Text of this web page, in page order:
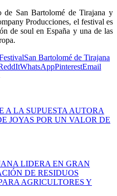
de San Bartolomé de Tirajana y
Producciones, el festival es
de soul en España y una de las
San Bartolomé de Tirajana
WhatsAppPinterestEmail
LA SUPUESTA AUTORA
JOYAS POR UN VALOR DE
LIDERA EN GRAN
DE RESIDUOS
AGRICULTORES Y